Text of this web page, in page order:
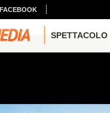
FACEBOOK
SPETTACOLO